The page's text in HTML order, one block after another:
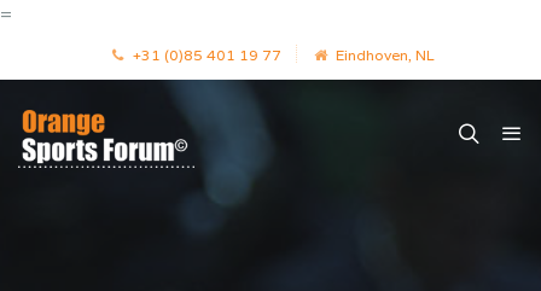
=
+31 (0)85 401 19 77 Eindhoven, NL